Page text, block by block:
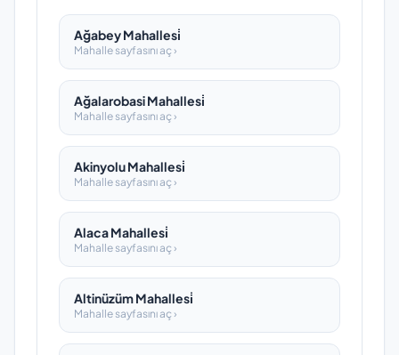
Ağabey Mahallesi̇
Mahalle sayfasını aç ›
Ağalarobasi Mahallesi̇
Mahalle sayfasını aç ›
Akinyolu Mahallesi̇
Mahalle sayfasını aç ›
Alaca Mahallesi̇
Mahalle sayfasını aç ›
Altinüzüm Mahallesi̇
Mahalle sayfasını aç ›